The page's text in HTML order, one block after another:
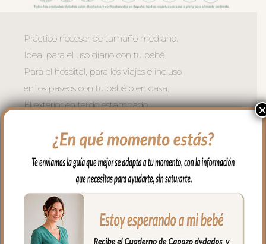
Práctico neceser de tamaño mediano.
Ideal para el uso diario con tu bebé.
Para el hospital, para los viajes e incluso
en los paseos con tu bebé o en casa.
El exterior en tejido estampado
Para el interior tejido blanco
dentro y por fuera con paño húmedo y
cuando necesites puedes lavar en
lavadora siempre agua fría jabones no
abrasivos y secado al natural.
Cierre con cremallera al tono del
×